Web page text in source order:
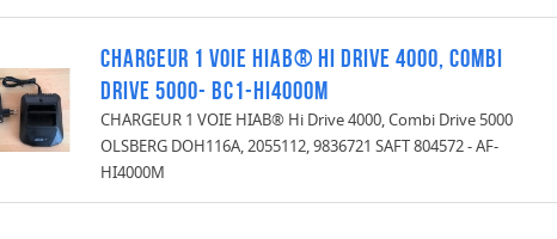
CHARGEUR 1 VOIE HIAB® Hi Drive 4000, Combi
Drive 5000- BC1-HI4000M
CHARGEUR 1 VOIE HIAB® Hi Drive 4000, Combi Drive 5000
OLSBERG DOH116A, 2055112, 9836721 SAFT 804572 - AF-
HI4000M